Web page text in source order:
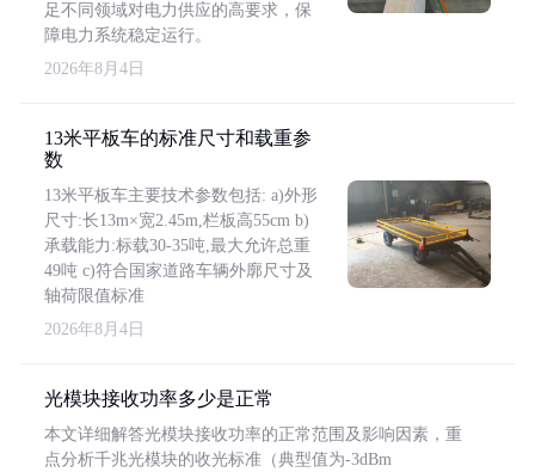
足不同领域对电力供应的高要求，保
障电力系统稳定运行。
2026年8月4日
13米平板车的标准尺寸和载重参
数
13米平板车主要技术参数包括: a)外形
尺寸:长13m×宽2.45m,栏板高55cm b)
承载能力:标载30-35吨,最大允许总重
49吨 c)符合国家道路车辆外廓尺寸及
轴荷限值标准
2026年8月4日
光模块接收功率多少是正常
本文详细解答光模块接收功率的正常范围及影响因素，重
点分析千兆光模块的收光标准（典型值为-3dBm